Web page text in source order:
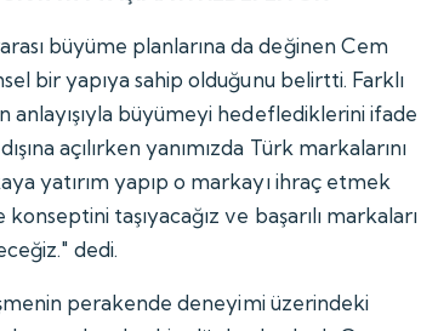
büyüme planlarına da değinen Cem
bir yapıya sahip olduğunu belirtti. Farklı
anlayışıyla büyümeyi hedeflediklerini ifade
açılırken yanımızda Türk markalarını
yatırım yapıp o markayı ihraç etmek
taşıyacağız ve başarılı markaları
dedi.
perakende deneyimi üzerindeki